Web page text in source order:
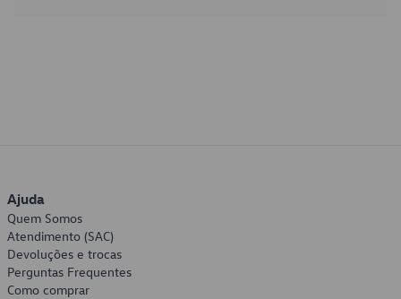
Ajuda
Quem Somos
Atendimento (SAC)
Devoluções e trocas
Perguntas Frequentes
Como comprar